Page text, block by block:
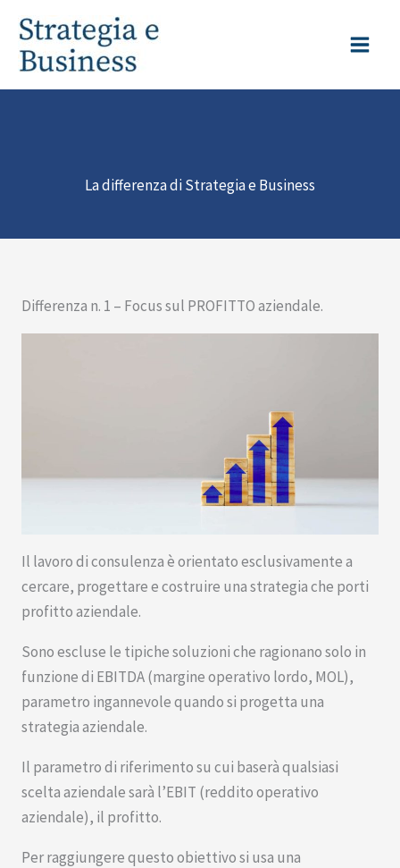
contenuto
La differenza di Strategia e Business
Differenza n. 1 – Focus sul PROFITTO aziendale.
Il lavoro di consulenza è orientato esclusivamente a
cercare, progettare e costruire una strategia che porti
profitto aziendale.
Sono escluse le tipiche soluzioni che ragionano solo in
funzione di EBITDA (margine operativo lordo, MOL),
parametro ingannevole quando si progetta una
strategia aziendale.
Il parametro di riferimento su cui baserà qualsiasi
scelta aziendale sarà l’EBIT (reddito operativo
aziendale), il profitto.
Per raggiungere questo obiettivo si usa una